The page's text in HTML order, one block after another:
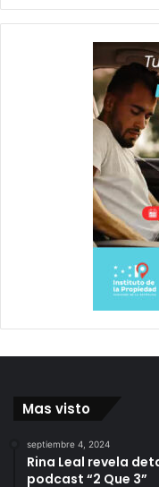
Mas visto
septiembre 4, 2024
Rina Leal revela
podcast “2 Que 3”